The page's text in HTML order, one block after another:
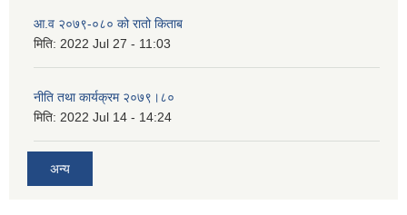
आ.व २०७९-०८० को रातो किताब
मिति: 2022 Jul 27 - 11:03
नीति तथा कार्यक्रम २०७९।८०
मिति: 2022 Jul 14 - 14:24
अन्य